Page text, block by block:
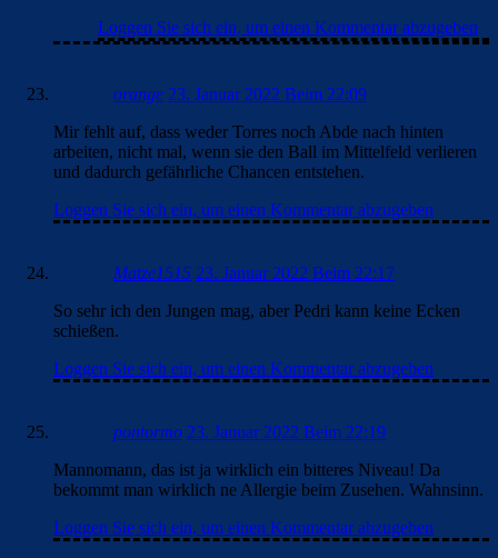
Loggen Sie sich ein, um einen Kommentar abzugeben
orange 23. Januar 2022 Beim 22:09
Mir fehlt auf, dass weder Torres noch Abde nach hinten
arbeiten, nicht mal, wenn sie den Ball im Mittelfeld verlieren
und dadurch gefährliche Chancen entstehen.
Loggen Sie sich ein, um einen Kommentar abzugeben
Matze1515 23. Januar 2022 Beim 22:17
So sehr ich den Jungen mag, aber Pedri kann keine Ecken
schießen.
Loggen Sie sich ein, um einen Kommentar abzugeben
pontormo 23. Januar 2022 Beim 22:19
Mannomann, das ist ja wirklich ein bitteres Niveau! Da
bekommt man wirklich ne Allergie beim Zusehen. Wahnsinn.
Loggen Sie sich ein, um einen Kommentar abzugeben